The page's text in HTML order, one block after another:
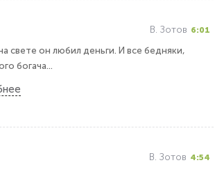
В. Зотов 6:01
свете он любил деньги. И все бедняки,
богача...
В. Зотов 4:54